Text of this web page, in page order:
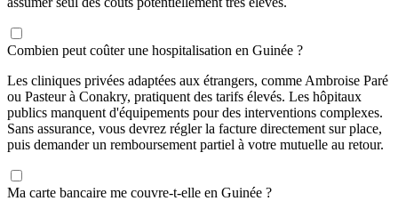
Combien peut coûter une hospitalisation en Guinée ?
Les cliniques privées adaptées aux étrangers, comme Ambroise Paré
ou Pasteur à Conakry, pratiquent des tarifs élevés. Les hôpitaux
publics manquent d'équipements pour des interventions complexes.
Sans assurance, vous devrez régler la facture directement sur place,
puis demander un remboursement partiel à votre mutuelle au retour.
Ma carte bancaire me couvre-t-elle en Guinée ?